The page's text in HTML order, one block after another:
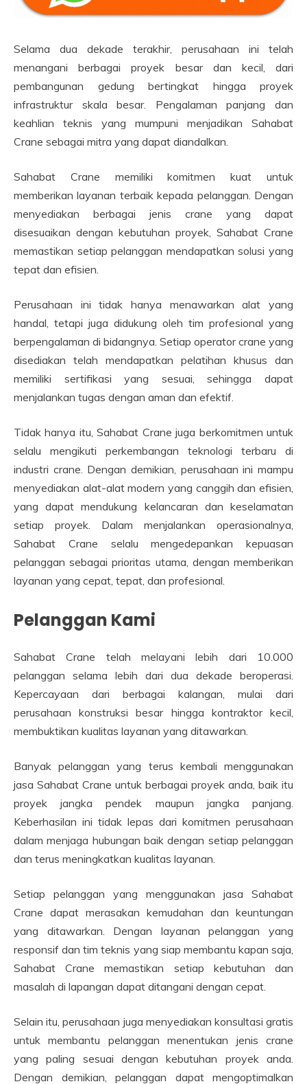
Selama dua dekade terakhir, perusahaan ini telah
menangani berbagai proyek besar dan kecil, dari
pembangunan gedung bertingkat hingga proyek
infrastruktur skala besar. Pengalaman panjang dan
keahlian teknis yang mumpuni menjadikan Sahabat
Crane sebagai mitra yang dapat diandalkan.
Sahabat Crane memiliki komitmen kuat untuk
memberikan layanan terbaik kepada pelanggan. Dengan
menyediakan berbagai jenis crane yang dapat
disesuaikan dengan kebutuhan proyek, Sahabat Crane
memastikan setiap pelanggan mendapatkan solusi yang
tepat dan efisien.
Perusahaan ini tidak hanya menawarkan alat yang
handal, tetapi juga didukung oleh tim profesional yang
berpengalaman di bidangnya. Setiap operator crane yang
disediakan telah mendapatkan pelatihan khusus dan
memiliki sertifikasi yang sesuai, sehingga dapat
menjalankan tugas dengan aman dan efektif.
Tidak hanya itu, Sahabat Crane juga berkomitmen untuk
selalu mengikuti perkembangan teknologi terbaru di
industri crane. Dengan demikian, perusahaan ini mampu
menyediakan alat-alat modern yang canggih dan efisien,
yang dapat mendukung kelancaran dan keselamatan
setiap proyek. Dalam menjalankan operasionalnya,
Sahabat Crane selalu mengedepankan kepuasan
pelanggan sebagai prioritas utama, dengan memberikan
layanan yang cepat, tepat, dan profesional.
Pelanggan Kami
Sahabat Crane telah melayani lebih dari 10.000
pelanggan selama lebih dari dua dekade beroperasi.
Kepercayaan dari berbagai kalangan, mulai dari
perusahaan konstruksi besar hingga kontraktor kecil,
membuktikan kualitas layanan yang ditawarkan.
Banyak pelanggan yang terus kembali menggunakan
jasa Sahabat Crane untuk berbagai proyek anda, baik itu
proyek jangka pendek maupun jangka panjang.
Keberhasilan ini tidak lepas dari komitmen perusahaan
dalam menjaga hubungan baik dengan setiap pelanggan
dan terus meningkatkan kualitas layanan.
Setiap pelanggan yang menggunakan jasa Sahabat
Crane dapat merasakan kemudahan dan keuntungan
yang ditawarkan. Dengan layanan pelanggan yang
responsif dan tim teknis yang siap membantu kapan saja,
Sahabat Crane memastikan setiap kebutuhan dan
masalah di lapangan dapat ditangani dengan cepat.
Selain itu, perusahaan juga menyediakan konsultasi gratis
untuk membantu pelanggan menentukan jenis crane
yang paling sesuai dengan kebutuhan proyek anda.
Dengan demikian, pelanggan dapat mengoptimalkan